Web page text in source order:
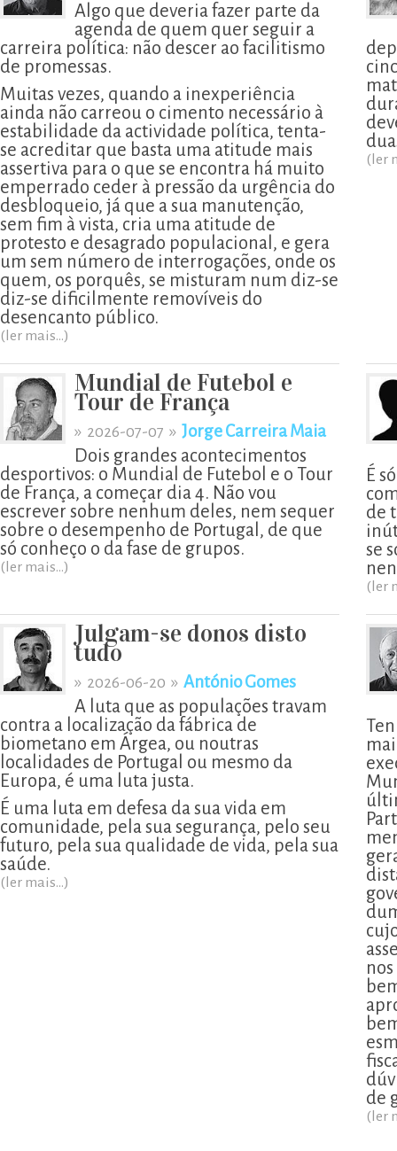
Algo que deveria fazer parte da
agenda de quem quer seguir a
carreira política: não descer ao facilitismo
de promessas.
Muitas vezes, quando a inexperiência
ainda não carreou o cimento necessário à
estabilidade da actividade política, tenta-
se acreditar que basta uma atitude mais
assertiva para o que se encontra há muito
emperrado ceder à pressão da urgência do
desbloqueio, já que a sua manutenção,
sem fim à vista, cria uma atitude de
protesto e desagrado populacional, e gera
um sem número de interrogações, onde os
quem, os porquês, se misturam num diz-se
diz-se dificilmente removíveis do
desencanto público.
(ler mais...)
(ler
Mundial de Futebol e
Tour de França
» 2026-07-07 » Jorge Carreira Maia
Dois grandes acontecimentos
desportivos: o Mundial de Futebol e o Tour
de França, a começar dia 4. Não vou
escrever sobre nenhum deles, nem sequer
sobre o desempenho de Portugal, de que
só conheço o da fase de grupos.
(ler mais...)
É
de
se
(ler
Julgam-se donos disto
tudo
» 2026-06-20 » António Gomes
A luta que as populações travam
contra a localização da fábrica de
biometano em Árgea, ou noutras
localidades de Portugal ou mesmo da
Europa, é uma luta justa.
É uma luta em defesa da sua vida em
comunidade, pela sua segurança, pelo seu
futuro, pela sua qualidade de vida, pela sua
saúde.
(ler mais...)
de
(ler